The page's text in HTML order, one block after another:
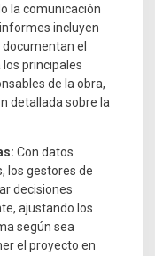
la comunicación
incluyen
el
principales
de la obra,
detallada sobre la
Con datos
los gestores de
decisiones
ajustando los
según sea
el proyecto en